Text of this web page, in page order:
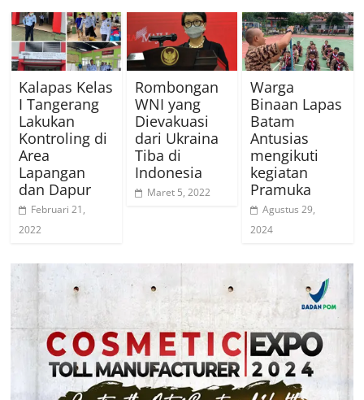
Kalapas Kelas
I Tangerang
Lakukan
Kontroling di
Area
Lapangan
dan Dapur
Februari 21,
2022
Rombongan
WNI yang
Dievakuasi
dari Ukraina
Tiba di
Indonesia
Maret 5, 2022
Warga
Binaan Lapas
Batam
Antusias
mengikuti
kegiatan
Pramuka
Agustus 29,
2024